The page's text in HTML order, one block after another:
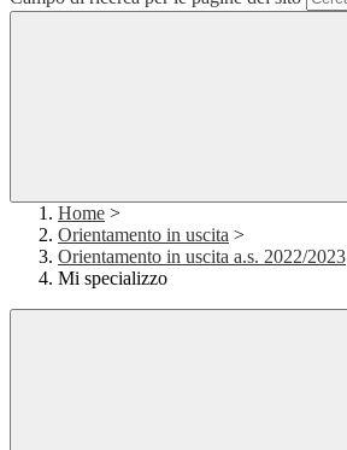
Home >
Orientamento in uscita >
Orientamento in uscita a.s. 2022/2023
Mi specializzo